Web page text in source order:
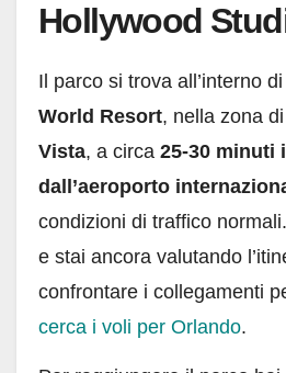
Hollywood
Il parco si trova all’interno di
World Resort, nella zona di
Vista, a circa 25-30 minuti
dall’aeroporto
condizioni di traffico
e stai ancora valutando
confrontare i collegamenti
cerca i voli per Orlando.